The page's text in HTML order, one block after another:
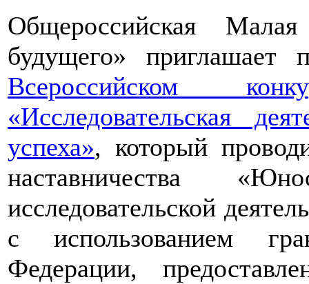
Общероссийская
будущего» приглашает
Всероссийском
«Исследовательская
успеха», который
наставничества
исследовательской
с использованием
Федерации,